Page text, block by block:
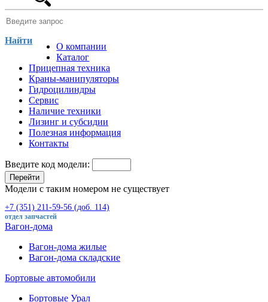
Найти
О компании
Каталог
Прицепная техника
Краны-манипуляторы
Гидроцилиндры
Сервис
Наличие техники
Лизинг и субсидии
Полезная информация
Контакты
Введите код модели:
Перейти
Модели с таким номером не существует
+7 (351) 211-59-56 (доб. 114)
отдел запчастей
Вагон-дома
Вагон-дома жилые
Вагон-дома складские
Бортовые автомобили
Бортовые Урал